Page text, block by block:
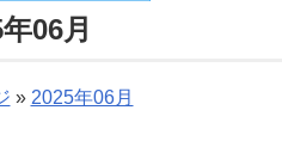
06月
» 2025年06月